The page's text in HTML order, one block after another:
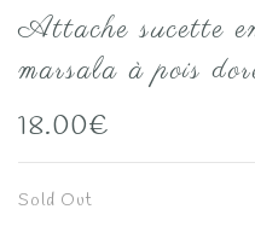
Attache sucette
marsala à pois
18.00€
Sold Out